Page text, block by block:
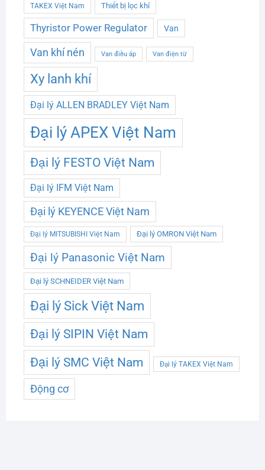
TAKEX Việt Nam Thiết bị lọc khí
Thyristor Power Regulator Van
Van khí nén Van điều áp Van điện từ
Xy lanh khí
Đại lý ALLEN BRADLEY Việt Nam
Đại lý APEX Việt Nam
Đại lý FESTO Việt Nam
Đại lý IFM Việt Nam
Đại lý KEYENCE Việt Nam
Đại lý MITSUBISHI Việt Nam Đại lý OMRON Việt Nam
Đại lý Panasonic Việt Nam
Đại lý SCHNEIDER Việt Nam
Đại lý Sick Việt Nam
Đại lý SIPIN Việt Nam
Đại lý SMC Việt Nam Đại lý TAKEX Việt Nam
Động cơ